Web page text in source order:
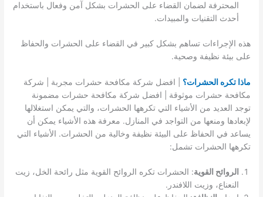
المحترفة لضمان القضاء على الحشرات بشكل آمن وفعال باستخدام
أحدث التقنيات والمبيدات.
هذه الإجراءات تساهم بشكل كبير في القضاء على الحشرات والحفاظ
على بيئة نظيفة وصحية.
ماذا تكره الحشرات؟ | افضل شركة مكافحة حشرات مجربة | شركة
مكافحة حشرات موثوقة | افضل شركة مكافحة حشرات مضمونة
توجد العديد من الأشياء التي تكرهها الحشرات، والتي يمكن استغلالها
لإبعادها ومنعها من التواجد في المنازل. معرفة هذه الأشياء يمكن أن
يساعد في الحفاظ على البيئة نظيفة وخالية من الحشرات. الأشياء التي
تكرهها الحشرات تشمل:
الروائح القوية: الحشرات تكره الروائح القوية مثل رائحة الخل، زيت
النعناع، وزيت اللافندر.